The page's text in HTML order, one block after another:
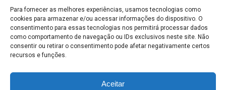
Para fornecer as melhores experiências, usamos tecnologias como
cookies para armazenar e/ou acessar informações do dispositivo. O
consentimento para essas tecnologias nos permitirá processar dados
como comportamento de navegação ou IDs exclusivos neste site. Não
consentir ou retirar o consentimento pode afetar negativamente certos
recursos e funções.
Aceitar
MAPA DO SITE